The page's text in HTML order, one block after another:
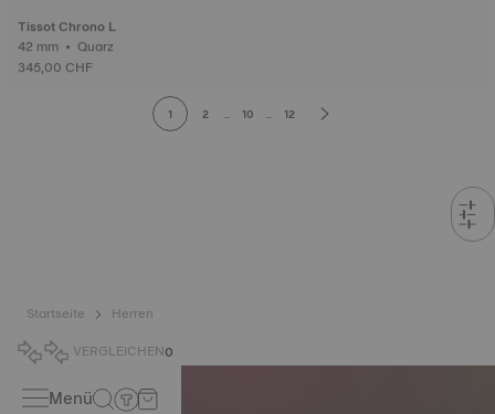
Tissot Chrono L
42 mm • Quarz
345,00 CHF
1 2 ... 10 ... 12
Startseite
Herren
VERGLEICHEN0
Menü